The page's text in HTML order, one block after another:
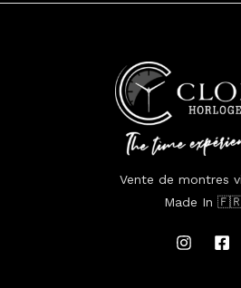
Vente de montres
Made In